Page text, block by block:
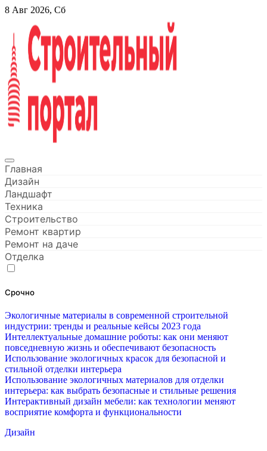
Перейти
содержанию
8 Авг 2026, Сб
Строительный портал
Главная
Дизайн
Ландшафт
Техника
Строительство
Ремонт квартир
Ремонт на даче
Отделка
Срочно
Экологичные материалы в современной строительной
индустрии: тренды и реальные кейсы 2023 года
Интеллектуальные домашние роботы: как они меняют
повседневную жизнь и обеспечивают безопасность
Использование экологичных красок для безопасной и
стильной отделки интерьера
Использование экологичных материалов для отделки
интерьера: как выбрать безопасные и стильные решения
Интерактивный дизайн мебели: как технологии меняют
восприятие комфорта и функциональности
Дизайн